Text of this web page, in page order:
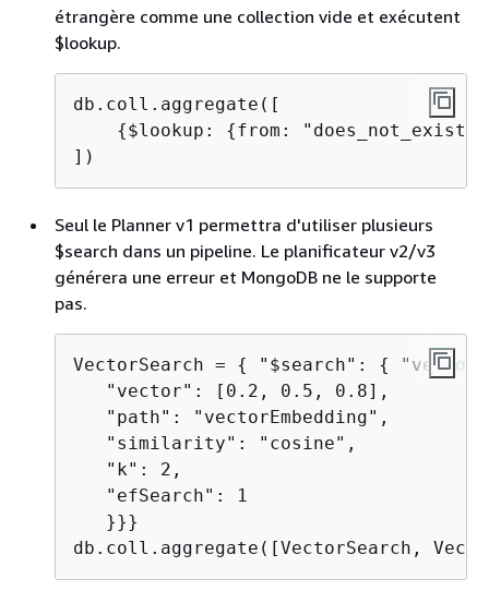
étrangère comme une collection vide et exécutent
$lookup.
db.coll.aggregate([
{$lookup: {from:
Seul le Planner v1 permettra d'utiliser plusieurs
$search dans un pipeline. Le planificateur v2/v3
générera une erreur et MongoDB ne le supporte
pas.
VectorSearch = { "$search": {
   "vector": [0.2, 0.5, 0.8],
   "path": "vectorEmbedding",
   "similarity": "cosine",
   "k": 2,
   "efSearch": 1
   }}}